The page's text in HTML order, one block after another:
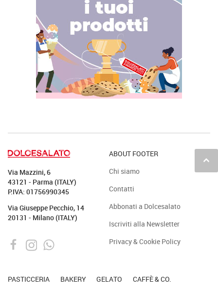
keyboard_arrow_up
Via Mazzini, 6
43121 - Parma (ITALY)
P.IVA: 01756990345
Via Giuseppe Pecchio, 14
20131 - Milano (ITALY)
ABOUT FOOTER
Chi siamo
Contatti
Abbonati a Dolcesalato
Iscriviti alla Newsletter
Privacy & Cookie Policy
PASTICCERIA BAKERY GELATO CAFFÈ & CO.